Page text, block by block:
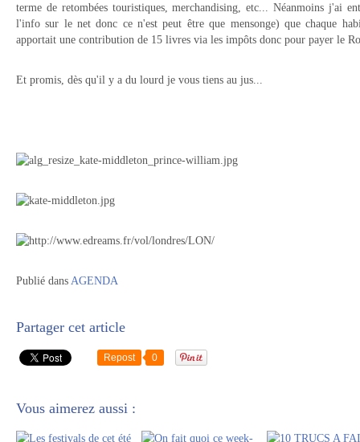
terme de retombées touristiques, merchandising, etc... Néanmoins j'ai
l'info sur le net donc ce n'est peut être que mensonge) que chaque
apportait une contribution de 15 livres via les impôts donc pour payer le
Et promis, dès qu'il y a du lourd je vous tiens au jus...
Publié dans AGENDA
Partager cet article
Repost 0
Vous aimerez aussi :